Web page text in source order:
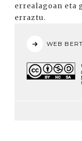
errealagoan eta
erraztu.
WEB